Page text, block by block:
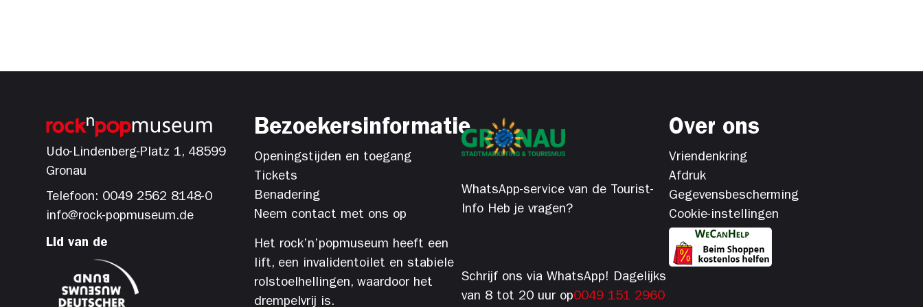
Udo-Lindenberg-Platz 1, 48599
Gronau
Telefoon: 0049 2562 8148-0
info@rock-popmuseum.de
Lid van de
Bezoekersinformatie
Openingstijden en toegang
Tickets
Benadering
Neem contact met ons op
Het rock’n’popmuseum heeft een
lift, een invalidentoilet en stabiele
rolstoelhellingen, waardoor het
drempelvrij is.
WhatsApp-service van de Tourist-
Info Heb je vragen?
Schrijf ons via WhatsApp! Dagelijks
van 8 tot 20 uur op0049 151 2960
Over ons
Vriendenkring
Afdruk
Gegevensbescherming
Cookie-instellingen